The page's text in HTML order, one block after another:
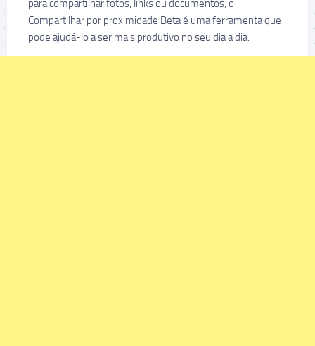
para compartilhar fotos, links ou documentos, o
Compartilhar por proximidade Beta é uma ferramenta que
pode ajudá-lo a ser mais produtivo no seu dia a dia.